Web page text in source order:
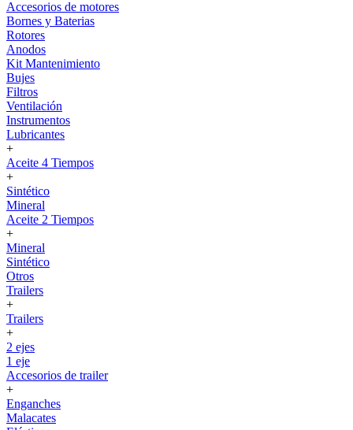
Accesorios de motores
Bornes y Baterias
Rotores
Anodos
Kit Mantenimiento
Bujes
Filtros
Ventilación
Instrumentos
Lubricantes
+
Aceite 4 Tiempos
+
Sintético
Mineral
Aceite 2 Tiempos
+
Mineral
Sintético
Otros
Trailers
+
Trailers
+
2 ejes
1 eje
Accesorios de trailer
+
Enganches
Malacates